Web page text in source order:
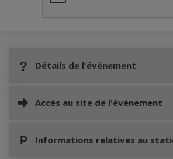
Détails de l'événement
Accès au site de l'événement
Informations relatives au